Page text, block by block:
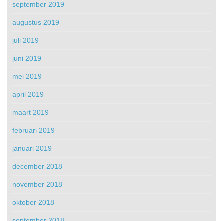
september 2019
augustus 2019
juli 2019
juni 2019
mei 2019
april 2019
maart 2019
februari 2019
januari 2019
december 2018
november 2018
oktober 2018